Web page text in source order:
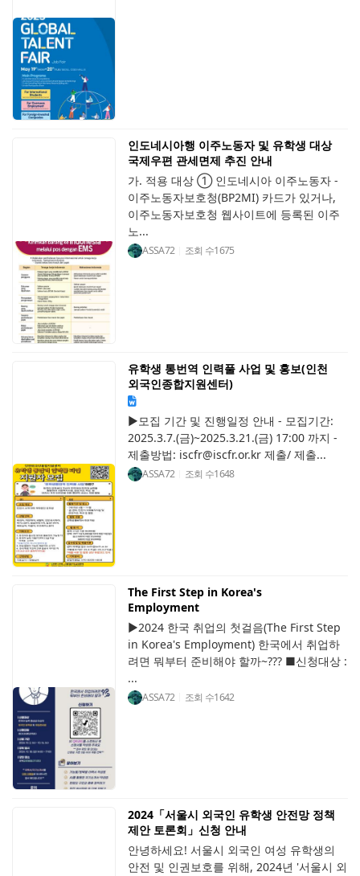
인도네시아행 이주노동자 및 유학생 대상
국제우편 관세면제 추진 안내
가. 적용 대상 ① 인도네시아 이주노동자 -
이주노동자보호청(BP2MI) 카드가 있거나,
이주노동자보호청 웹사이트에 등록된 이주
노...
ASSA72 조회 수1675
유학생 통번역 인력풀 사업 및 홍보(인천
외국인종합지원센터)
▶모집 기간 및 진행일정 안내 - 모집기간:
2025.3.7.(금)~2025.3.21.(금) 17:00 까지 -
제출방법: iscfr@iscfr.or.kr 제출/ 제출...
ASSA72 조회 수1648
The First Step in Korea's
Employment
▶2024 한국 취업의 첫걸음(The First Step
in Korea's Employment) 한국에서 취업하
려면 뭐부터 준비해야 할까~??? ■신청대상 :
...
ASSA72 조회 수1642
2024「서울시 외국인 유학생 안전망 정책
제안 토론회」신청 안내
안녕하세요! 서울시 외국인 여성 유학생의
안전 및 인권보호를 위해, 2024년 '서울시 외